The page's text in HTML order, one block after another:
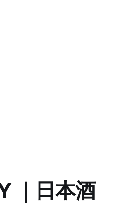
｜日本酒